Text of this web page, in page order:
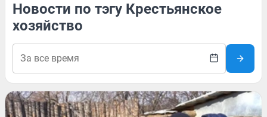
Новости по тэгу Крестьянское
хозяйство